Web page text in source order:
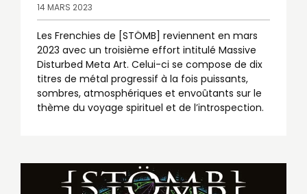
14 MARS 2023
Les Frenchies de [STÖMB] reviennent en mars
2023 avec un troisième effort intitulé Massive
Disturbed Meta Art. Celui-ci se compose de dix
titres de métal progressif à la fois puissants,
sombres, atmosphériques et envoûtants sur le
thème du voyage spirituel et de l’introspection.